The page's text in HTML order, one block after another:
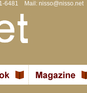
6481 Mail: nisso@nisso.net